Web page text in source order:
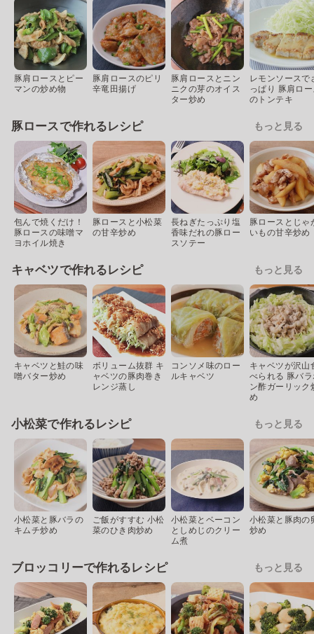
豚肩ロースとピー
マンの炒め物
豚肩ロースのピリ
辛竜田揚げ
豚肩ロースとニン
ニクの芽のオイス
ター炒め
レモンソースで
っぱり 豚肩ロ
のトンテキ
豚ロースで作れるレシピ もっと見る
包んで焼くだけ！
豚ロースの味噌マ
ヨホイル焼き
豚ロースと小松菜
の甘辛炒め
長ねぎたっぷり塩
香味だれの豚ロー
スソテー
豚ロースとじゃ
いもの甘辛炒め
キャベツで作れるレシピ もっと見る
キャベツと鮭の味
噌バター炒め
ボリューム抜群 キ
ャベツの豚肉巻き
レンジ蒸し
コンソメ味のロー
ルキャベツ
キャベツが沢山
べられる 豚バ
ン酢ガーリック
め
小松菜で作れるレシピ もっと見る
小松菜と豚バラの
キムチ炒め
ご飯がすすむ 小松
菜のひき肉炒め
小松菜とベーコン
としめじのクリー
ム煮
小松菜と豚肉の
炒め
ブロッコリーで作れるレシピ もっと見る